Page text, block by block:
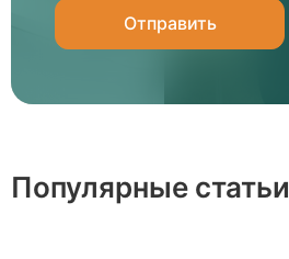
Популярные статьи